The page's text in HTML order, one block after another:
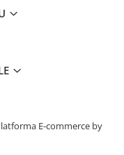
E-commerce by